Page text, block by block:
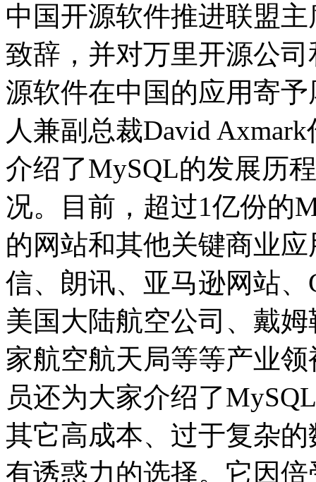
中国开源软件推进联盟
致辞，并对万里开源公
源软件在中国的应用寄
人兼副总裁David
介绍了MySQL的发展历
况。目前，超过1亿份的
的网站和其他关键商业
信、朗讯、亚马逊网站
美国大陆航空公司、戴
家航空航天局等等产业
员还为大家介绍了
其它高成本、过于复杂
有诱惑力的选择。它因